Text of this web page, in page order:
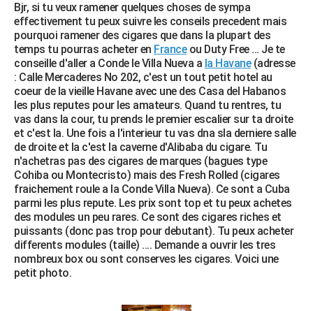
Bjr, si tu veux ramener quelques choses de sympa
effectivement tu peux suivre les conseils precedent mais
pourquoi ramener des cigares que dans la plupart des
temps tu pourras acheter en Franceou Duty Free ... Je te
conseille d'aller a Conde le Villa Nueva a la Havane(adresse
: Calle Mercaderes No 202, c'est un tout petit hotel au
coeur de la vieille Havane avec une des Casa del Habanos
les plus reputes pour les amateurs. Quand tu rentres, tu
vas dans la cour, tu prends le premier escalier sur ta droite
et c'est la. Une fois a l'interieur tu vas dna sla derniere salle
de droite et la c'est la caverne d'Alibaba du cigare. Tu
n'achetras pas des cigares de marques (bagues type
Cohiba ou Montecristo) mais des Fresh Rolled (cigares
fraichement roule a la Conde Villa Nueva). Ce sont a Cuba
parmi les plus repute. Les prix sont top et tu peux achetes
des modules un peu rares. Ce sont des cigares riches et
puissants (donc pas trop pour debutant). Tu peux acheter
differents modules (taille) .... Demande a ouvrir les tres
nombreux box ou sont conserves les cigares. Voici une
petit photo.